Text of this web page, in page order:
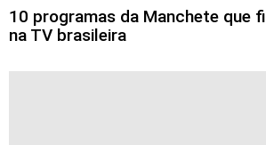
10 programas da Manchete que
na TV brasileira